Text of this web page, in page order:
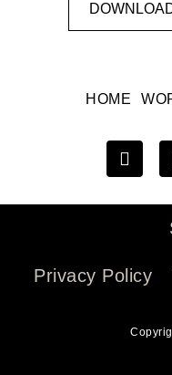
HOME
Privacy Policy